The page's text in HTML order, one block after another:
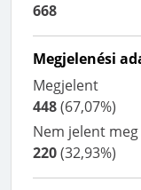
668
Megjelenési
Megjelent
448(67,07%)
Nem jelent meg
220(32,93%)